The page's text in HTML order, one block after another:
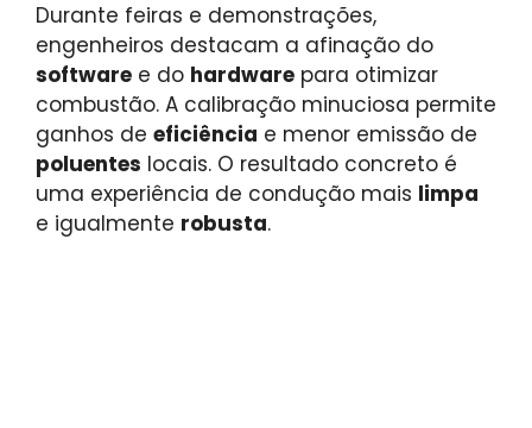
Durante feiras e demonstrações,
engenheiros destacam a afinação do
software e do hardware para otimizar
combustão. A calibração minuciosa permite
ganhos de eficiência e menor emissão de
poluentes locais. O resultado concreto é
uma experiência de condução mais limpa
e igualmente robusta.